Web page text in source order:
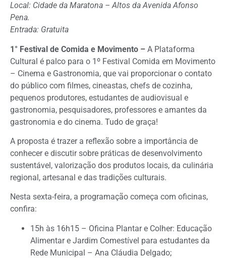
Local: Cidade da Maratona – Altos da Avenida Afonso
Pena.
Entrada: Gratuita
1° Festival de Comida e Movimento – A Plataforma
Cultural é palco para o 1º Festival Comida em Movimento
– Cinema e Gastronomia, que vai proporcionar o contato
do público com filmes, cineastas, chefs de cozinha,
pequenos produtores, estudantes de audiovisual e
gastronomia, pesquisadores, professores e amantes da
gastronomia e do cinema. Tudo de graça!
A proposta é trazer a reflexão sobre a importância de
conhecer e discutir sobre práticas de desenvolvimento
sustentável, valorização dos produtos locais, da culinária
regional, artesanal e das tradições culturais.
Nesta sexta-feira, a programação começa com oficinas,
confira:
15h às 16h15 – Oficina Plantar e Colher: Educação
Alimentar e Jardim Comestível para estudantes da
Rede Municipal – Ana Cláudia Delgado;